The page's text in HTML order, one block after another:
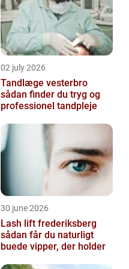
02 july 2026
Tandlæge vesterbro
sådan finder du tryg og
professionel tandpleje
30 june 2026
Lash lift frederiksberg
sådan får du naturligt
buede vipper, der holder